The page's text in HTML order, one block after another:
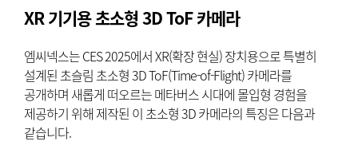
XR 기기용 초소형 3D ToF 카메라
엠씨넥스는 CES 2025에서 XR(확장 현실) 장치용으로 특별히
설계된 초슬림 초소형 3D ToF(Time-of-Flight) 카메라를
공개하며 새롭게 떠오르는 메타버스 시대에 몰입형 경험을
제공하기 위해 제작된 이 초소형 3D 카메라의 특징은 다음과
같습니다.